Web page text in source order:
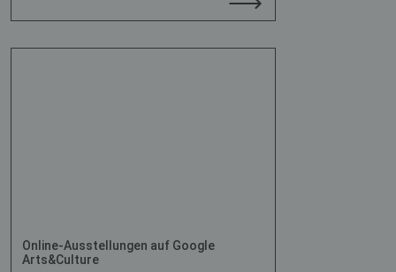
Online-Ausstellungen auf Google
Arts&Culture